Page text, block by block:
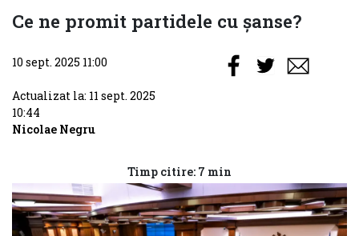
Ce ne promit partidele cu șanse?
10 sept. 2025 11:00
Actualizat la: 11 sept. 2025
10:44
Nicolae Negru
Timp citire: 7 min